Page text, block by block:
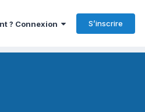
? Connexion S’inscrire